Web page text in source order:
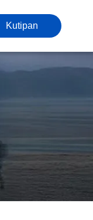
Kutipan